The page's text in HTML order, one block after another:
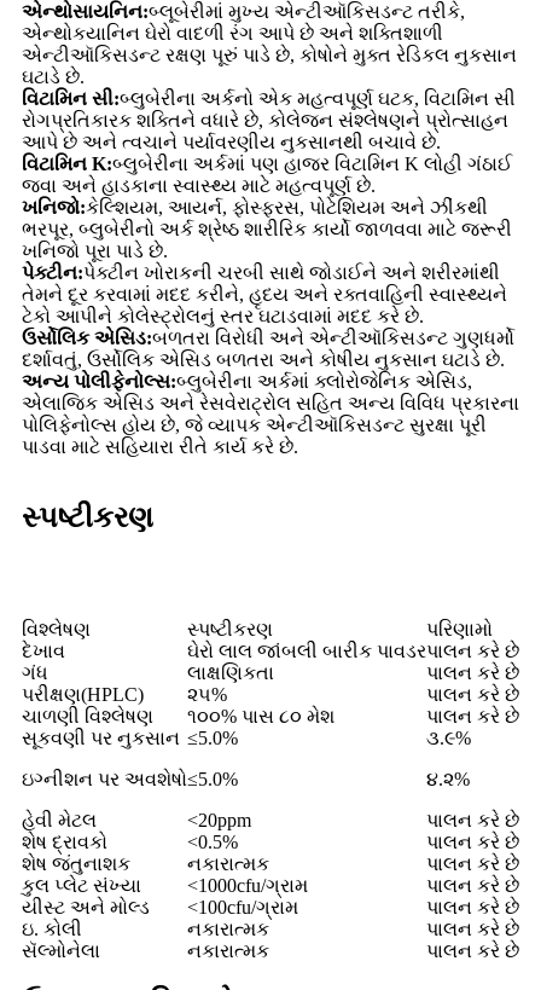
એન્થોસાયનિન:બ્લૂબેરીમાં મુખ્ય એન્ટીઑકિસડન્ટ તરીકે,
એન્થોકયાનિન ઘેરો વાદળી રંગ આપે છે અને શક્તિશાળી
એન્ટીઑકિસડન્ટ રક્ષણ પૂરું પાડે છે, કોષોને મુક્ત રેડિકલ નુકસાન
ઘટાડે છે.
વિટામિન સી:બ્લુબેરીના અર્કનો એક મહત્વપૂર્ણ ઘટક, વિટામિન સી
રોગપ્રતિકારક શક્તિને વધારે છે, કોલેજન સંશ્લેષણને પ્રોત્સાહન
આપે છે અને ત્વચાને પર્યાવરણીય નુકસાનથી બચાવે છે.
વિટામિન K:બ્લુબેરીના અર્કમાં પણ હાજર વિટામિન K લોહી ગંઠાઈ
જવા અને હાડકાના સ્વાસ્થ્ય માટે મહત્વપૂર્ણ છે.
ખનિજો:કેલ્શિયમ, આયર્ન, ફોસ્ફરસ, પોટેશિયમ અને ઝીંકથી
ભરપૂર, બ્લુબેરીનો અર્ક શ્રેષ્ઠ શારીરિક કાર્યો જાળવવા માટે જરૂરી
ખનિજો પૂરા પાડે છે.
પેક્ટીન:પેક્ટીન ખોરાકની ચરબી સાથે જોડાઈને અને શરીરમાંથી
તેમને દૂર કરવામાં મદદ કરીને, હૃદય અને રક્તવાહિની સ્વાસ્થ્યને
ટેકો આપીને કોલેસ્ટ્રોલનું સ્તર ઘટાડવામાં મદદ કરે છે.
ઉર્સોલિક એસિડ:બળતરા વિરોધી અને એન્ટીઑકિસડન્ટ ગુણધર્મો
દર્શાવતું, ઉર્સોલિક એસિડ બળતરા અને કોષીય નુકસાન ઘટાડે છે.
અન્ય પોલીફેનોલ્સ:બ્લુબેરીના અર્કમાં ક્લોરોજેનિક એસિડ,
એલાજિક એસિડ અને રેસવેરાટ્રોલ સહિત અન્ય વિવિધ પ્રકારના
પોલિફેનોલ્સ હોય છે, જે વ્યાપક એન્ટીઑકિસડન્ટ સુરક્ષા પૂરી
પાડવા માટે સહિયારા રીતે કાર્ય કરે છે.
સ્પષ્ટીકરણ
વિશ્લેષણ સ્પષ્ટીકરણ
પરિણામો
દેખાવ
ઘેરો લાલ જાંબલી બારીક પાવડરપાલન કરે છે
ગંધ
લાક્ષણિકતા
પાલન કરે છે
પરીક્ષણ(HPLC)
૨૫%
પાલન કરે છે
ચાળણી વિશ્લેષણ
૧૦૦% પાસ ૮૦ મેશ
પાલન કરે છે
સૂકવણી પર નુકસાન
ઇગ્નીશન પર અવશેષો
≤5.0%
≤5.0%
૩.૯%
૪.૨%
હેવી મેટલ
<20ppm
પાલન કરે છે
શેષ દ્રાવકો
<0.5%
પાલન કરે છે
શેષ જંતુનાશક
નકારાત્મક
પાલન કરે છે
કુલ પ્લેટ સંખ્યા
<1000cfu/ગ્રામ
પાલન કરે છે
યીસ્ટ અને મોલ્ડ
<100cfu/ગ્રામ
પાલન કરે છે
ઇ. કોલી
નકારાત્મક
પાલન કરે છે
સૅલ્મોનેલા
નકારાત્મક પાલન કરે છે